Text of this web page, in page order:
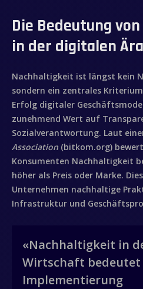
Die Bedeutung
in der digitalen Ära
Nachhaltigkeit ist längst kein
sondern ein zentrales
Erfolg digitaler
zunehmend Wert auf
Sozialverantwortung. Laut
Association (bitkom.org)
Konsumenten Nachhaltigkeit
höher als Preis oder Marke.
Unternehmen nachhaltige
Infrastruktur und
«Nachhaltigkeit in
Wirtschaft
Implementierung